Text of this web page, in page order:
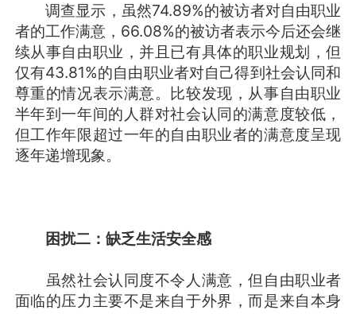
调查显示，虽然74.89%的被访者对自由职业
者的工作满意，66.08%的被访者表示今后还会继
续从事自由职业，并且已有具体的职业规划，但
仅有43.81%的自由职业者对自己得到社会认同和
尊重的情况表示满意。比较发现，从事自由职业
半年到一年间的人群对社会认同的满意度较低，
但工作年限超过一年的自由职业者的满意度呈现
逐年递增现象。
困扰二：缺乏生活安全感
虽然社会认同度不令人满意，但自由职业者
面临的压力主要不是来自于外界，而是来自本身